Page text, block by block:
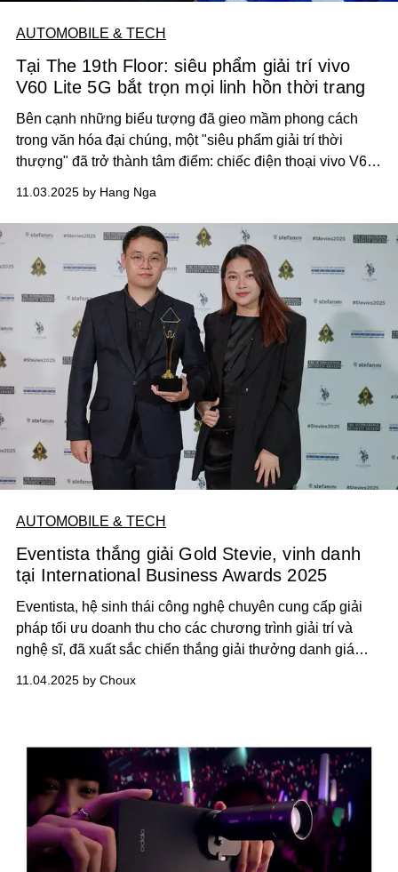
AUTOMOBILE & TECH
Tại The 19th Floor: siêu phẩm giải trí vivo
V60 Lite 5G bắt trọn mọi linh hồn thời trang
Bên cạnh những biểu tượng đã gieo mầm phong cách
trong văn hóa đại chúng, một "siêu phẩm giải trí thời
thượng" đã trở thành tâm điểm: chiếc điện thoại vivo V60
11.03.2025 by Hang Nga
AUTOMOBILE & TECH
Eventista thắng giải Gold Stevie, vinh danh
tại International Business Awards 2025
Eventista, hệ sinh thái công nghệ chuyên cung cấp giải
pháp tối ưu doanh thu cho các chương trình giải trí và
nghệ sĩ, đã xuất sắc chiến thắng giải thưởng danh giá
hình trải nghiệm số và kinh tế bền vững cho ngành sự
11.04.2025 by Choux